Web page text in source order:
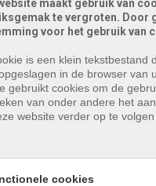
te bereiken met
ruime kelder .
conform. EPC E,
ons gerust!
maakt gebruik van
te vergroten. Door
voor het gebruik van
is een klein tekstbestand
in de browser van
gebruikt cookies om de
van onder andere het
website verder op te volgen
cookies